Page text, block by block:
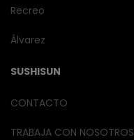
Recreo
Álvarez
SUSHISUN
CONTACTO
TRABAJA CON NOSOTROS